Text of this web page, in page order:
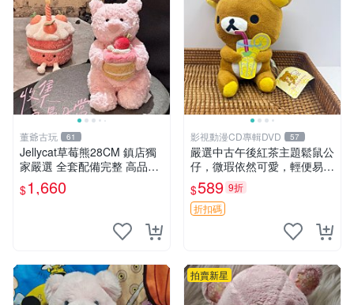
董爺古玩 61
Jellycat草莓熊28CM 鎮店獨
家嚴選 全套配備完整 高品質
收藏好物 紋章 玩具熊 定制熊
$1,660
影視動漫CD專輯DVD 57
嚴選中古午後紅茶主題鬆鼠公
仔，微瑕依然可愛，輕便易運
送 二手收藏推薦 工廠直營 快
遞到府 中古 玩偶 公仔
$589 9折
折扣碼
拍賣新星